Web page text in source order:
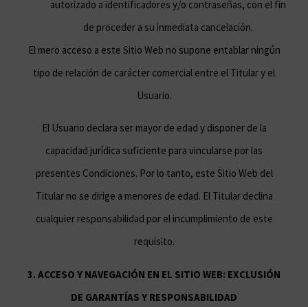
autorizado a identificadores y/o contraseñas, con el fin
de proceder a su inmediata cancelación.
El mero acceso a este Sitio Web no supone entablar ningún
tipo de relación de carácter comercial entre el Titular y el
Usuario.
El Usuario declara ser mayor de edad y disponer de la
capacidad jurídica suficiente para vincularse por las
presentes Condiciones. Por lo tanto, este Sitio Web del
Titular no se dirige a menores de edad. El Titular declina
cualquier responsabilidad por el incumplimiento de este
requisito.
3. ACCESO Y NAVEGACIÓN EN EL SITIO WEB: EXCLUSIÓN
DE GARANTÍAS Y RESPONSABILIDAD